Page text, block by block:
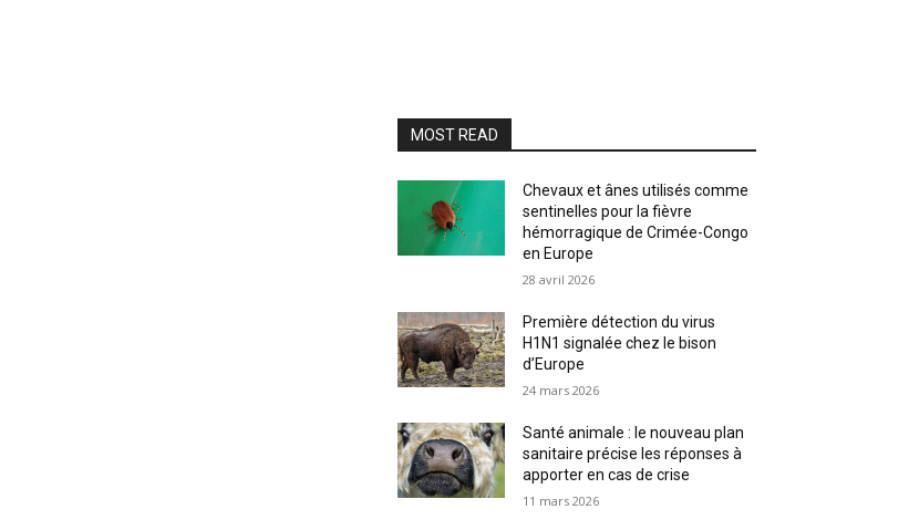
MOST READ
Chevaux et ânes utilisés comme
sentinelles pour la fièvre
hémorragique de Crimée-Congo
en Europe
28 avril 2026
Première détection du virus
H1N1 signalée chez le bison
d’Europe
24 mars 2026
Santé animale : le nouveau plan
sanitaire précise les réponses à
apporter en cas de crise
11 mars 2026